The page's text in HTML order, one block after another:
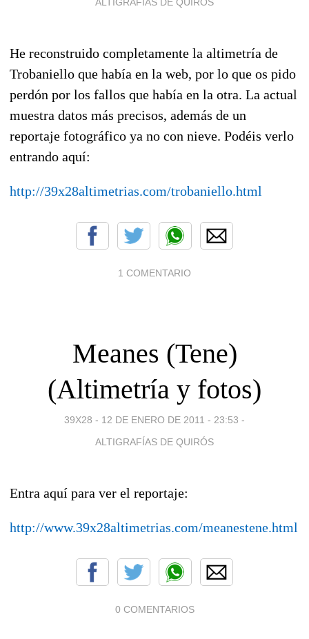
He reconstruido completamente la altimetría de
Trobaniello que había en la web, por lo que os pido
perdón por los fallos que había en la otra. La actual
muestra datos más precisos, además de un
reportaje fotográfico ya no con nieve. Podéis verlo
entrando aquí:
http://39x28altimetrias.com/trobaniello.html
1 COMENTARIO
Meanes (Tene)
(Altimetría y fotos)
39X28 - 12 DE ENERO DE 2011 - 23:53 -
ALTIGRAFÍAS DE QUIRÓS
Entra aquí para ver el reportaje:
http://www.39x28altimetrias.com/meanestene.html
0 COMENTARIOS